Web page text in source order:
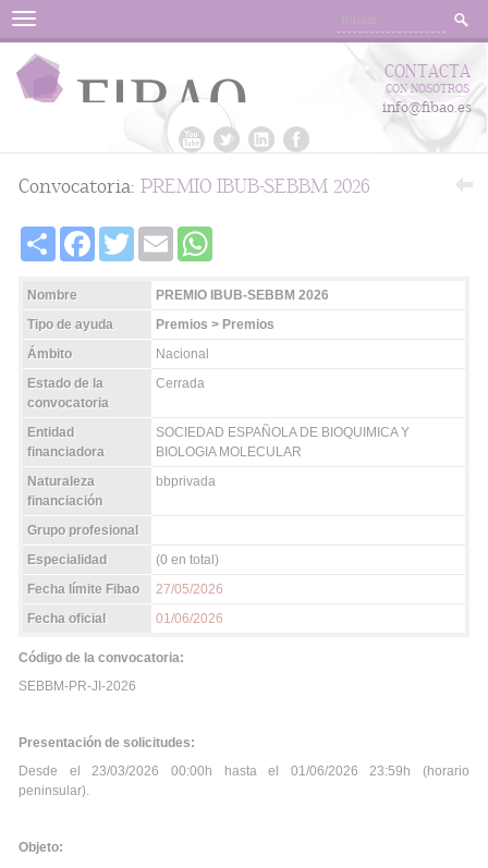
Menu
CONTACTA
CON NOSOTROS
info@fibao.es
Convocatoria: PREMIO IBUB-SEBBM 2026
Share FacebookTwitter Email
Nombre
PREMIO IBUB-SEBBM 2026
Tipo de ayuda
Premios > Premios
Ámbito
Nacional
Estado de la
convocatoria
Cerrada
Entidad
financiadora
SOCIEDAD ESPAÑOLA DE BIOQUIMICA Y
BIOLOGIA MOLECULAR
Naturaleza
financiación
bbprivada
Grupo profesional
Especialidad
(0 en total)
Fecha límite Fibao
27/05/2026
Fecha oficial
01/06/2026
Código de la convocatoria:
SEBBM-PR-JI-2026
Presentación de solicitudes:
Desde el 23/03/2026 00:00h hasta el 01/06/2026 23:59h (horario
peninsular).
Objeto: